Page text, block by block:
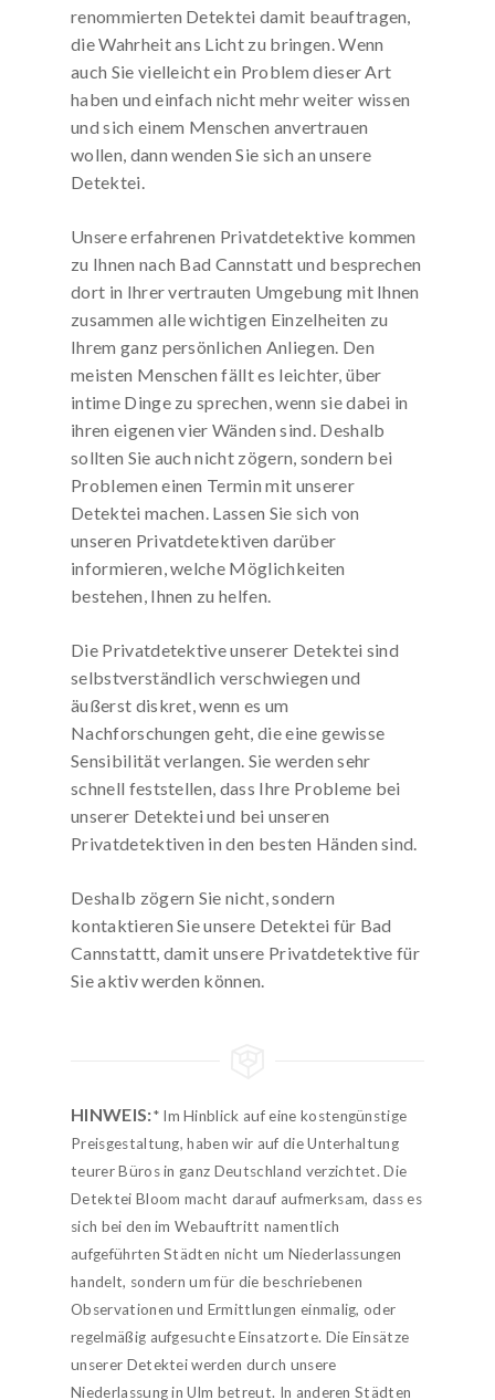
renommierten Detektei damit beauftragen,
die Wahrheit ans Licht zu bringen. Wenn
auch Sie vielleicht ein Problem dieser Art
haben und einfach nicht mehr weiter wissen
und sich einem Menschen anvertrauen
wollen, dann wenden Sie sich an unsere
Detektei.
Unsere erfahrenen Privatdetektive kommen
zu Ihnen nach Bad Cannstatt und besprechen
dort in Ihrer vertrauten Umgebung mit Ihnen
zusammen alle wichtigen Einzelheiten zu
Ihrem ganz persönlichen Anliegen. Den
meisten Menschen fällt es leichter, über
intime Dinge zu sprechen, wenn sie dabei in
ihren eigenen vier Wänden sind. Deshalb
sollten Sie auch nicht zögern, sondern bei
Problemen einen Termin mit unserer
Detektei machen. Lassen Sie sich von
unseren Privatdetektiven darüber
informieren, welche Möglichkeiten
bestehen, Ihnen zu helfen.
Die Privatdetektive unserer Detektei sind
selbstverständlich verschwiegen und
äußerst diskret, wenn es um
Nachforschungen geht, die eine gewisse
Sensibilität verlangen. Sie werden sehr
schnell feststellen, dass Ihre Probleme bei
unserer Detektei und bei unseren
Privatdetektiven in den besten Händen sind.
Deshalb zögern Sie nicht, sondern
kontaktieren Sie unsere Detektei für Bad
Cannstattt, damit unsere Privatdetektive für
Sie aktiv werden können.
HINWEIS:* Im Hinblick auf eine kostengünstige
Preisgestaltung, haben wir auf die Unterhaltung
teurer Büros in ganz Deutschland verzichtet. Die
Detektei Bloom macht darauf aufmerksam, dass es
sich bei den im Webauftritt namentlich
aufgeführten Städten nicht um Niederlassungen
handelt, sondern um für die beschriebenen
Observationen und Ermittlungen einmalig, oder
regelmäßig aufgesuchte Einsatzorte. Die Einsätze
unserer Detektei werden durch unsere
Niederlassung in Ulm betreut. In anderen Städten